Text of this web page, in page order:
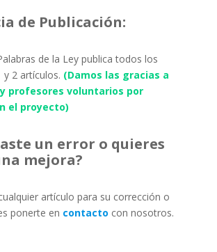
de Publicación:
de la Ley publica todos los
2 artículos. (Damos las gracias a
profesores voluntarios por
el proyecto)
un error o quieres
mejora?
artículo para su corrección o
ponerte en contacto con nosotros.